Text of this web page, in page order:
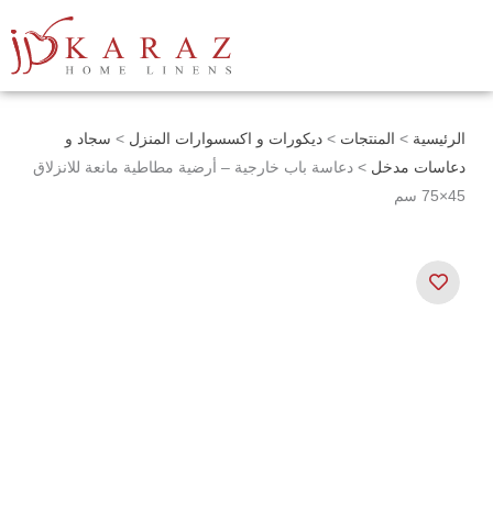
الرئيسية > المنتجات > ديكورات و اكسسوارات المنزل > سجاد و
دعاسات مدخل > دعاسة باب خارجية – أرضية مطاطية مانعة للانزلاق
45×75 سم